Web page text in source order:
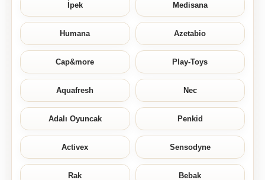
İpek Medisana
Humana Azetabio
Cap&more Play-Toys
Aquafresh Nec
Adalı Oyuncak Penkid
Activex Sensodyne
Rak Bebak